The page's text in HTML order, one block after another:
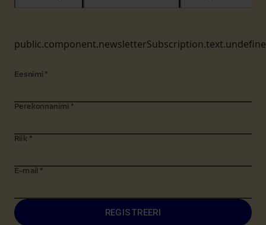
Eesnimi *
Perekonnanimi *
Riik *
E-mail *
REGISTREERI